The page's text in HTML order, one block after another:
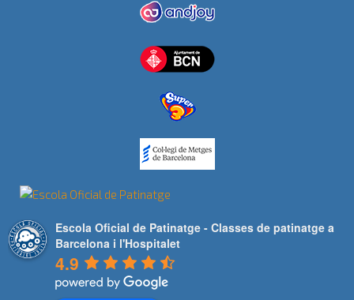
Escola Oficial de Patinatge - Classes de patinatge a
Barcelona i l'Hospitalet
4.9